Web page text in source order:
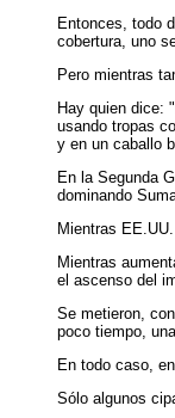
Entonces, todo
cobertura, uno
Pero mientras
Hay quien dice:
usando tropas
y en un caballo
En la Segunda
dominando
Mientras
Mientras
el ascenso del
Se metieron,
poco tiempo,
En todo caso,
Sólo algunos